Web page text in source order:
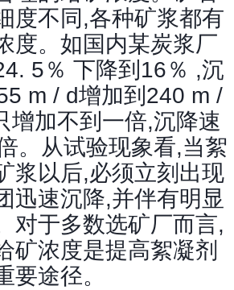
度不同,各种矿浆都有
度。如国内某炭浆厂
5％ 下降到16％ ,沉
m / d增加到240 m /
增加不到一倍,沉降速
。从试验现象看,当絮
浆以后,必须立刻出现
迅速沉降,并伴有明显
对于多数选矿厂而言,
矿浓度是提高絮凝剂
要途径。